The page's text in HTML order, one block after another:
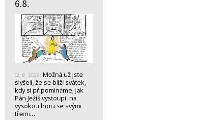
6.8.
(2. 8. 2026) Možná už jste
slyšeli, že se blíží svátek,
kdy si připomínáme, jak
Pán Ježíš vystoupil na
vysokou horu se svými
třemi…